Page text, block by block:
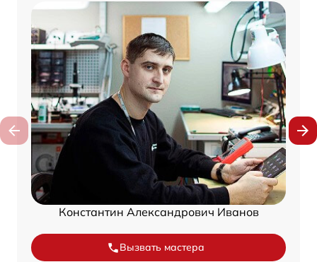
Константин Александрович Иванов
Вызвать мастера